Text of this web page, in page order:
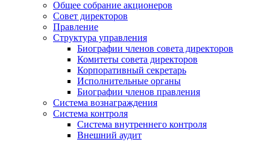
Общее собрание акционеров
Совет директоров
Правление
Структура управления
Биографии членов совета директоров
Комитеты совета директоров
Корпоративный секретарь
Исполнительные органы
Биографии членов правления
Система вознаграждения
Система контроля
Система внутреннего контроля
Внешний аудит